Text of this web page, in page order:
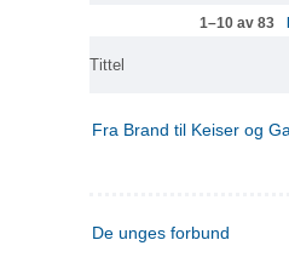
1–10 av 83
Tittel
Fra Brand til Keiser og
De unges forbund